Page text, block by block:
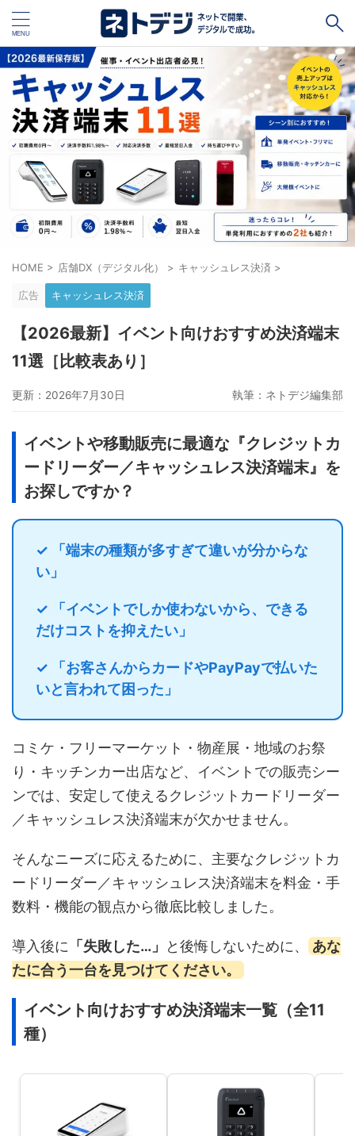
タグ
キャッシュレス Square BASE STORES
ネットショップ開設１vs１ 無料ネットショップ
予約管理システム Shopify Air ビジネスツールズ
ペライチ キャッシュレス決済端末１vs１ ジンドゥー
POSレジ スマレジ カラーミーショップ Wix
楽天ペイ stera pack
ハンドメイド販売 ホームページ作成サービス１vs１
グーペ デジタルコンテンツ販売
Ameba Ownd makeshop 無料ビジネスツール
イージーマイショップ ネットショップ開業準備 越境EC
HOME > 店舗DX（デジタル化） > キャッシュレス決済 >
広告 キャッシュレス決済
【2026最新】イベント向けおすすめ決済端末
11選［比較表あり］
更新：2026年7月30日 執筆： ネトデジ編集部
イベントや移動販売に最適な『クレジットカ
ードリーダー／キャッシュレス決済端末』を
お探しですか？
✓ 「端末の種類が多すぎて違いが分からな
い」
✓ 「イベントでしか使わないから、できる
だけコストを抑えたい」
✓ 「お客さんからカードやPayPayで払いた
いと言われて困った」
コミケ・フリーマーケット・物産展・地域のお祭
り・キッチンカー出店など、イベントでの販売シー
ンでは、安定して使えるクレジットカードリーダー
／キャッシュレス決済端末が欠かせません。
そんなニーズに応えるために、主要なクレジットカ
ードリーダー／キャッシュレス決済端末を料金・手
数料・機能の観点から徹底比較しました。
導入後に 「失敗した…」 と後悔しないために、
あな
たに合う一台を見つけてください。
イベント向けおすすめ決済端末一覧（全11
種）